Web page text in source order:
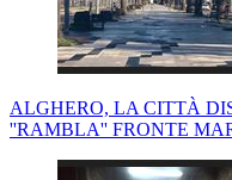
ALGHERO, LA CITTÀ
''RAMBLA'' FRONTE